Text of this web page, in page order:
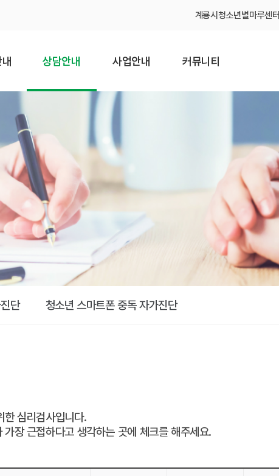
계룡시청소년별마루센터
전
길
상담안내
전화 · 온라인
집단상담
심리검사 안내
심리검사
사업안내
청소년동반자
예방교육
청소년폭력예방
디지털미디어
피해 청소년
지역특성화사업
커뮤니티
포토갤러리
연계기관
설문조사
단 청소년 스마트폰 중독 자가진단
한 심리검사입니다.
장 근접하다고 생각하는 곳에 체크를 해주세요.